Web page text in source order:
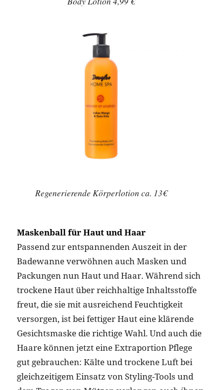
Regenerierende Körperlotion ca. 13€
Maskenball für Haut und Haar
Passend zur entspannenden Auszeit in der
Badewanne verwöhnen auch Masken und
Packungen nun Haut und Haar. Während sich
trockene Haut über reichhaltige Inhaltsstoffe
freut, die sie mit ausreichend Feuchtigkeit
versorgen, ist bei fettiger Haut eine klärende
Gesichtsmaske die richtige Wahl. Und auch die
Haare können jetzt eine Extraportion Pflege
gut gebrauchen: Kälte und trockene Luft bei
gleichzeitigem Einsatz von Styling-Tools und